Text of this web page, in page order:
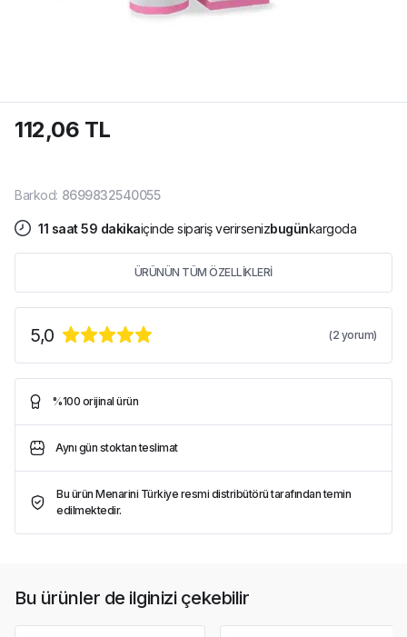
112,06 TL
Barkod: 8699832540055
11 saat 59 dakikaiçinde sipariş verirsenizbugünkargoda
ÜRÜNÜN TÜM ÖZELLİKLERİ
5,0 (2 yorum)
%100 orijinal ürün
Aynı gün stoktan teslimat
Bu ürün Menarini Türkiye resmi distribütörü tarafından temin
edilmektedir.
Bu ürünler de ilginizi çekebilir